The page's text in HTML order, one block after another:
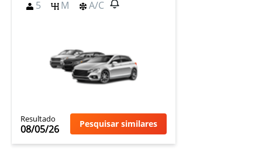
5
M A/C
Resultado
08/05/26 Pesquisar similares